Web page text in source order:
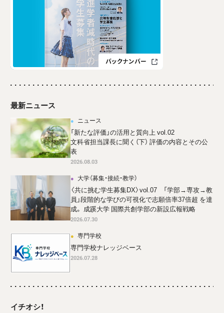
最新ニュース
ニュース
「新たな評価」の活用と質向上 vol.02
文科省担当課長に聞く（下） 評価の内容とその公
表
2026.08.03
大学（募集・接続・教学）
〈共に挑む学生募集DX〉vol.07 「学部→専攻→教
員」段階的な学びの可視化で志願倍率37倍超 を達
成。 成蹊大学 国際共創学部の新設広報戦略
2026.07.30
専門学校
専門学校ナレッジベース
2026.07.28
イチオシ！